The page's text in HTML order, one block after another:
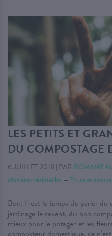
LES PETITS ET
DU COMPOSTAGE
6 JUILLET 2018 | PAR ROMANE
Matières résiduelles — Trucs et
Bon. Il est le temps de parler du
jardinage le savent, du bon
mieux pour le potager et les